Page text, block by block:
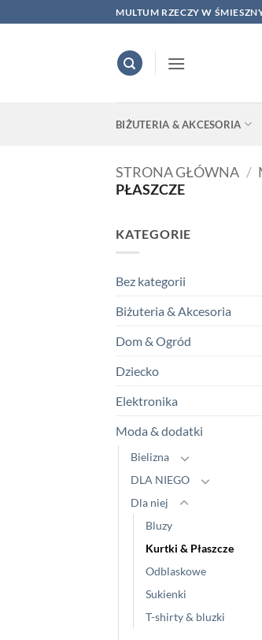
to
MULTUM RZECZY W
BIŻUTERIA & AKCESORIA
STRONA GŁÓWNA /
PŁASZCZE
KATEGORIE
Bez kategorii
Biżuteria & Akcesoria
Dom & Ogród
Dziecko
Elektronika
Moda & dodatki
Bielizna
DLA NIEGO
Dla niej
Bluzy
Kurtki & Płaszcze
Odblaskowe
Sukienki
T-shirty & bluzki